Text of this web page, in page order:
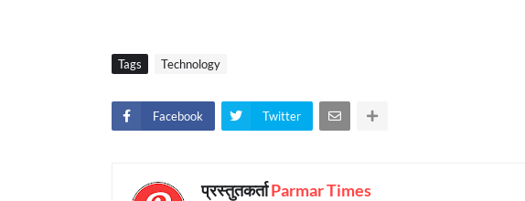
Tags Technology
Facebook Twitter
प्रस्तुतकर्ताParmar Times